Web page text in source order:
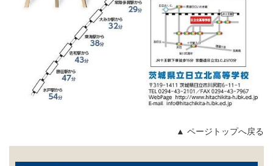
▲ ページトップへ戻る